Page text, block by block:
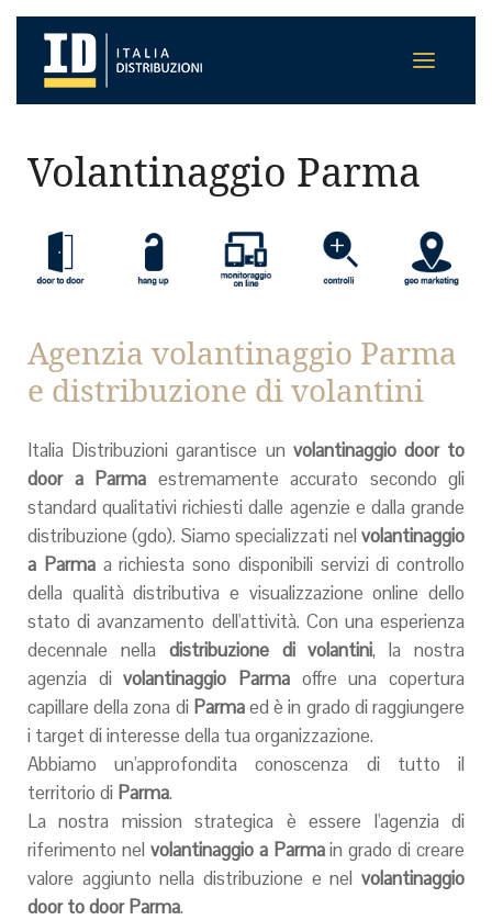
Volantinaggio Parma
Agenzia volantinaggio Parma
e distribuzione di volantini
Italia Distribuzioni garantisce un volantinaggio door to
door a Parma estremamente accurato secondo gli
standard qualitativi richiesti dalle agenzie e dalla grande
distribuzione (gdo). Siamo specializzati nel volantinaggio
a Parma a richiesta sono disponibili servizi di controllo
della qualità distributiva e visualizzazione online dello
stato di avanzamento dell'attività. Con una esperienza
decennale nella distribuzione di volantini, la nostra
agenzia divolantinaggio Parma offre una copertura
capillare della zona di Parmaed è in grado di raggiungere
i target di interesse della tua organizzazione.
Abbiamo un'approfondita conoscenza di tutto il
territorio di Parma.
La nostra mission strategica è essere l'agenzia di
riferimento nel volantinaggio a Parmain grado di creare
valore aggiunto nella distribuzione e nel volantinaggio
door to door Parma.